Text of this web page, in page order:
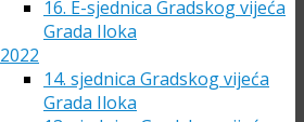
16. E-sjednica Gradskog vijeća
Grada Iloka
2022
14. sjednica Gradskog vijeća
Grada Iloka